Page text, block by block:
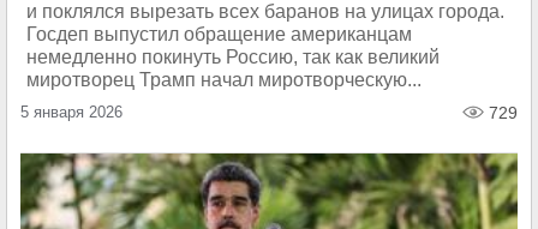
и поклялся вырезать всех баранов на улицах города.
Госдеп выпустил обращение американцам
немедленно покинуть Россию, так как великий
миротворец Трамп начал миротворческую...
5 января 2026 729